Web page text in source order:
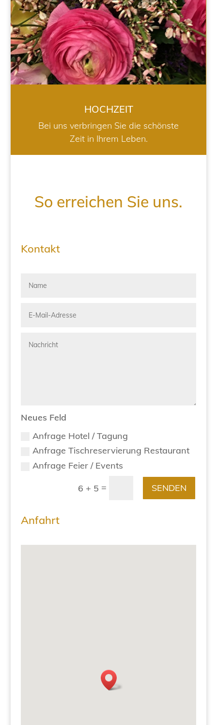
HOCHZEIT
Bei uns verbringen Sie die schönste
Zeit in Ihrem Leben.
So erreichen Sie uns.
Kontakt
Neues Feld
Anfrage Hotel / Tagung
Anfrage Tischreservierung Restaurant
Anfrage Feier / Events
6 + 5 = SENDEN
Anfahrt